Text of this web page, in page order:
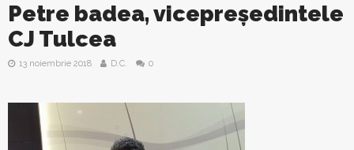
Petre badea, vicepreședintele
CJ Tulcea
13 noiembrie 2018 D.C. 0